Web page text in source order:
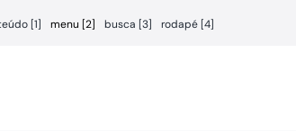
[1] menu [2] busca [3] rodapé [4]